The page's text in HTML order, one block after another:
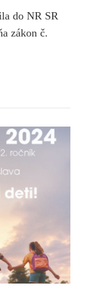
do NR SR
zákon č.